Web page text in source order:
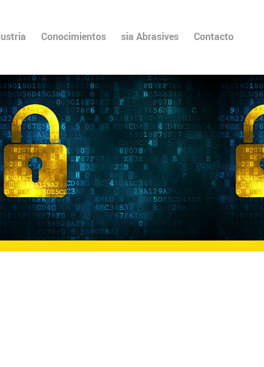
Conocimientos sia Abrasives Contacto